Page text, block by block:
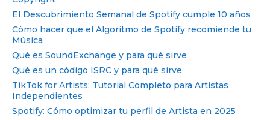
El Descubrimiento Semanal de Spotify cumple 10 años
Cómo hacer que el Algoritmo de Spotify recomiende tu
Música
Qué es SoundExchange y para qué sirve
Qué es un código ISRC y para qué sirve
TikTok for Artists: Tutorial Completo para Artistas
Independientes
Spotify: Cómo optimizar tu perfil de Artista en 2025